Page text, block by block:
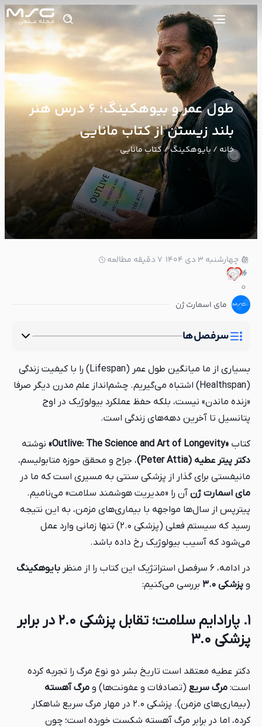
طول عمر و بیوهکینگ؛ ۶ درس هنر
بلند زیستن از کتاب مانایی
خانه / بایوهکینگ/ کتاب مانایی
چهارشنبه ۳ دی ۱۴۰۴ 7 دقیقه مطالعه
6
0
5
2
0
مای اسمارت ژن
سرفصل‌ها
بسیاری از ما میانگین طول عمر (Lifespan) را با کیفیت زندگی
(Healthspan) اشتباه می‌گیریم. چشم‌انداز علم مدرن دیگر صرفا
«زنده ماندن» نیست، بلکه حفظ عملکرد بیولوژیک در اوج
پتانسیل تا آخرین دهه‌های زندگی است.
کتاب «Outlive: The Science and Art of Longevity»
نوشته
دکتر پیتر عطیه (Peter Attia)
، جراح و محقق حوزه متابولیسم،
مانیفستی برای گذار از پزشکی سنتی به مسیری است که ما در
مای اسمارت ژن آن را «مدیریت هوشمند سلامت» می‌نامیم.
پیترپس از سال‌ها مواجهه با بیماری‌های مزمن، به این نتیجه
رسید که سیستم فعلی (پزشکی ۲.۰) تنها زمانی وارد عمل
می‌شود که آسیب بیولوژیک رخ داده باشد.
در ادامه، ۶ سرفصل استراتژیک این کتاب را از منظر
بایوهکینگ
و پزشکی ۳.۰ بررسی می‌کنیم:
۱. پارادایم سلامت؛ تقابل پزشکی ۲.۰ در برابر
پزشکی ۳.۰
دکتر عطیه معتقد است تاریخ بشر دو نوع مرگ را تجربه کرده
است: مرگ سریع (تصادفات و عفونت‌ها) و مرگ آهسته
(بیماری‌های مزمن). پزشکی ۲.۰ در مهار مرگ سریع شاهکار
کرده، اما در برابر مرگ آهسته شکست خورده است؛ چون